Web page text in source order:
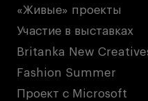
«Живые» проекты
Участие в выставках
Britanka New
Fashion Summer
Проект с Microsoft